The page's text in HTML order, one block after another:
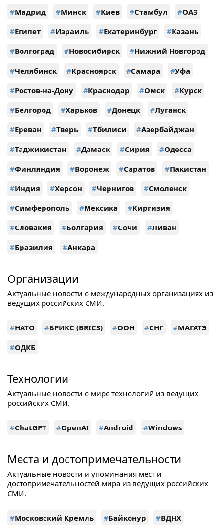
#Мадрид #Минск #Киев #Стамбул #ОАЭ
#Египет #Израиль #Екатеринбург #Казань
#Волгоград #Новосибирск #Нижний Новгород
#Челябинск #Красноярск #Самара #Уфа
#Ростов-на-Дону #Краснодар #Омск #Курск
#Белгород #Харьков #Донецк #Луганск
#Ереван #Тверь #Тбилиси #Азербайджан
#Таджикистан #Дамаск #Сирия #Одесса
#Финляндия #Воронеж #Саратов #Пакистан
#Индия #Херсон #Чернигов #Смоленск
#Симферополь #Мексика #Киргизия
#Словакия #Болгария #Сочи #Ливан
#Бразилия #Анкара
Организации
Актуальные новости о международных организациях из
ведущих российских СМИ.
#НАТО #БРИКС (BRICS) #ООН #СНГ #МАГАТЭ
#ОДКБ
Технологии
Актуальные новости о мире технологий из ведущих
российских СМИ.
#ChatGPT #OpenAI #Android #Windows
Места и достопримечательности
Актуальные новости и упоминания мест и
достопримечательностей мира из ведущих российских
СМИ.
#Московский Кремль #Байконур #ВДНХ